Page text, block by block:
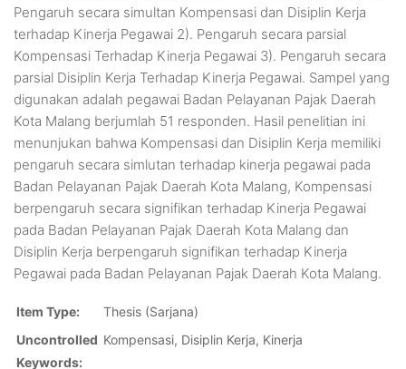
Pengaruh secara simultan Kompensasi dan Disiplin Kerja
terhadap Kinerja Pegawai 2). Pengaruh secara parsial
Kompensasi Terhadap Kinerja Pegawai 3). Pengaruh secara
parsial Disiplin Kerja Terhadap Kinerja Pegawai. Sampel yang
digunakan adalah pegawai Badan Pelayanan Pajak Daerah
Kota Malang berjumlah 51 responden. Hasil penelitian ini
menunjukan bahwa Kompensasi dan Disiplin Kerja memiliki
pengaruh secara simlutan terhadap kinerja pegawai pada
Badan Pelayanan Pajak Daerah Kota Malang, Kompensasi
berpengaruh secara signifikan terhadap Kinerja Pegawai
pada Badan Pelayanan Pajak Daerah Kota Malang dan
Disiplin Kerja berpengaruh signifikan terhadap Kinerja
Pegawai pada Badan Pelayanan Pajak Daerah Kota Malang.
Item Type:
Thesis (Sarjana)
Uncontrolled
Keywords:
Kompensasi, Disiplin Kerja, Kinerja